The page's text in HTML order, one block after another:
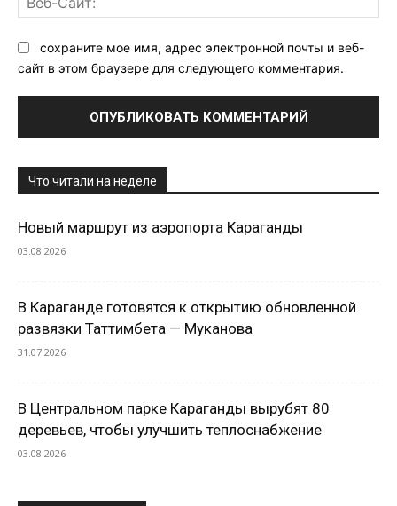
сохраните мое имя, адрес электронной почты и веб-
сайт в этом браузере для следующего комментария.
Что читали на неделе
Новый маршрут из аэропорта Караганды
03.08.2026
В Караганде готовятся к открытию обновленной
развязки Таттимбета — Муканова
31.07.2026
В Центральном парке Караганды вырубят 80
деревьев, чтобы улучшить теплоснабжение
03.08.2026